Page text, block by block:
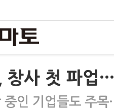
창사 첫 파업
중인 기업들도 주